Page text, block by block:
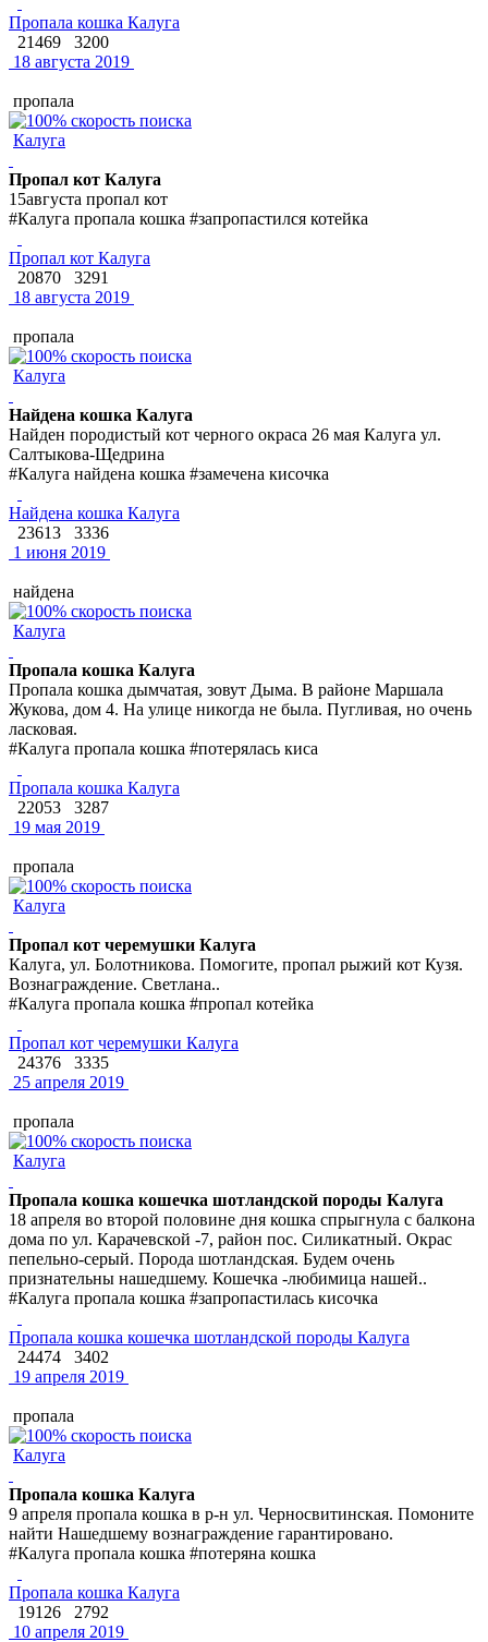
Пропала кошка Калуга
21469
3200
18 августа 2019
пропала
Калуга
Пропал кот Калуга
15августа пропал кот
#Калуга пропала кошка #запропастился котейка
Пропал кот Калуга
20870
3291
18 августа 2019
пропала
Калуга
Найдена кошка Калуга
Найден породистый кот черного окраса 26 мая Калуга ул.
Салтыкова-Щедрина
#Калуга найдена кошка #замечена кисочка
Найдена кошка Калуга
23613
3336
1 июня 2019
найдена
Калуга
Пропала кошка Калуга
Пропала кошка дымчатая, зовут Дыма. В районе Маршала
Жукова, дом 4. На улице никогда не была. Пугливая, но очень
ласковая.
#Калуга пропала кошка #потерялась киса
Пропала кошка Калуга
22053
3287
19 мая 2019
пропала
Калуга
Пропал кот черемушки Калуга
Калуга, ул. Болотникова. Помогите, пропал рыжий кот Кузя.
Вознаграждение. Светлана..
#Калуга пропала кошка #пропал котейка
Пропал кот черемушки Калуга
24376
3335
25 апреля 2019
пропала
Калуга
Пропала кошка кошечка шотландской породы Калуга
18 апреля во второй половине дня кошка спрыгнула с балкона
дома по ул. Карачевской -7, район пос. Силикатный. Окрас
пепельно-серый. Порода шотландская. Будем очень
признательны нашедшему. Кошечка -любимица нашей..
#Калуга пропала кошка #запропастилась кисочка
Пропала кошка кошечка шотландской породы Калуга
24474
3402
19 апреля 2019
пропала
Калуга
Пропала кошка Калуга
9 апреля пропала кошка в р-н ул. Черносвитинская. Помоните
найти Нашедшему вознаграждение гарантировано.
#Калуга пропала кошка #потеряна кошка
Пропала кошка Калуга
19126
2792
10 апреля 2019